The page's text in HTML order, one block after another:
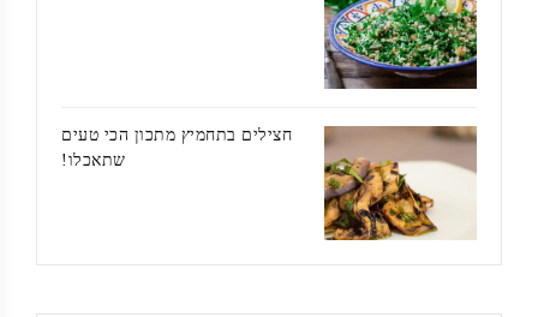
חצילים בתחמיץ מתכון הכי טעים
שתאכלו!